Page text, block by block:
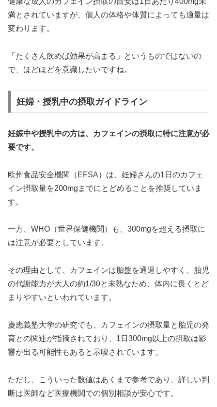
満とされていますが、個人の体格や体質によっても適量は
変わります。
「たくさん飲めば効果が高まる」というものではないの
で、ほどほどを意識したいですね。
妊婦・授乳中の摂取ガイドライン
妊娠中や授乳中の方は、カフェインの摂取に特に注意が必
要です。
欧州食品安全機関（EFSA）は、妊婦さんの1日のカフェ
イン摂取量を200mgまでにとどめることを推奨していま
す。
一方、WHO（世界保健機関）も、300mgを超える摂取に
は注意が必要としています。
その理由として、カフェインは胎盤を通過しやすく、胎児
の代謝能力が大人の約1/30と未熟なため、体内に長くとど
まりやすいといわれています。
慶應義塾大学の研究でも、カフェインの摂取量と胎児の発
育との関連が指摘されており、1日300mg以上の摂取は影
響が出る可能性もあると示唆されています。
ただし、こういった数値はあくまで参考であり、詳しい判
断は医師など医療機関での個別相談が安心です。